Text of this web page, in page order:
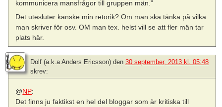
kommunicera mansfrågor till gruppen män.”
Det utesluter kanske min retorik? Om man ska tänka på vilka
man skriver för osv. OM man tex. helst vill se att fler män tar
plats här.
Dolf (a.k.a Anders Ericsson) den 30 september, 2013 kl. 05:48
skrev:
@NP:
Det finns ju faktikst en hel del bloggar som är kritiska till